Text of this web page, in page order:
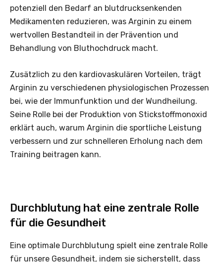
potenziell den Bedarf an blutdrucksenkenden
Medikamenten reduzieren, was Arginin zu einem
wertvollen Bestandteil in der Prävention und
Behandlung von Bluthochdruck macht.
Zusätzlich zu den kardiovaskulären Vorteilen, trägt
Arginin zu verschiedenen physiologischen Prozessen
bei, wie der Immunfunktion und der Wundheilung.
Seine Rolle bei der Produktion von Stickstoffmonoxid
erklärt auch, warum Arginin die sportliche Leistung
verbessern und zur schnelleren Erholung nach dem
Training beitragen kann.
Durchblutung hat eine zentrale Rolle
für die Gesundheit
Eine optimale Durchblutung spielt eine zentrale Rolle
für unsere Gesundheit, indem sie sicherstellt, dass